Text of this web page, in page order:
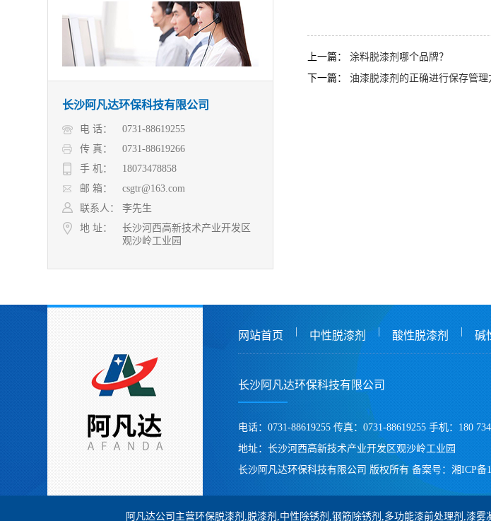
长沙阿凡达环保科技有限公司
电 话：
0731-88619255
传 真：
0731-88619266
手 机：
18073478858
邮 箱：
csgtr@163.com
联系人：
李先生
地 址：
长沙河西高新技术产业开发区
观沙岭工业园
上一篇： 涂料脱漆剂哪个品牌？
下一篇： 油漆脱漆剂的正确进行保存管理
网站首页 中性脱漆剂 酸性脱漆剂 碱
长沙阿凡达环保科技有限公司
电话：0731-88619255 传真：0731-88619255 手机：180
地址：长沙河西高新技术产业开发区观沙岭工业园
长沙阿凡达环保科技有限公司 版权所有备案号： 湘ICP备
阿凡达公司主营环保脱漆剂,脱漆剂,中性除锈剂,钢筋除锈剂,多功能漆前处理剂,漆